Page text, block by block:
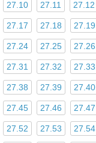
27.10 27.11 27.12
27.17 27.18 27.19
27.24 27.25 27.26
27.31 27.32 27.33
27.38 27.39 27.40
27.45 27.46 27.47
27.52 27.53 27.54